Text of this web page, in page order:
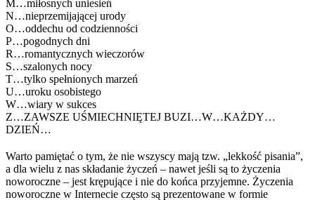
M…miłosnych uniesień
N…nieprzemijającej urody
O…oddechu od codzienności
P…pogodnych dni
R…romantycznych wieczorów
S…szalonych nocy
T…tylko spełnionych marzeń
U…uroku osobistego
W…wiary w sukces
Z…ZAWSZE UŚMIECHNIĘTEJ BUZI…W…KAŻDY…
DZIEŃ…
Warto pamiętać o tym, że nie wszyscy mają tzw. „lekkość pisania”,
a dla wielu z nas składanie życzeń – nawet jeśli są to życzenia
noworoczne – jest krępujące i nie do końca przyjemne. Życzenia
noworoczne w Internecie często są prezentowane w formie